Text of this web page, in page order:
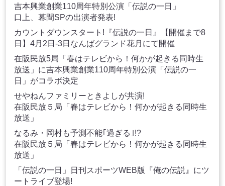
吉本興業創業110周年特別公演「伝説の一日」
口上、幕間SPの出演者発表!
カウントダウンスタート!『伝説の一日』【開催まで8
日】4月2日-3日なんばグランド花月にて開催
在阪民放5局「春はテレビから！何かが起きる同時生
放送」に吉本興業創業110周年特別公演「伝説の一
日」がコラボ決定
せやねんファミリーときよしが共演!
在阪民放５局「春はテレビから！何かが起きる同時生
放送」
なるみ・岡村も予測不能｢過ぎる｣!?
在阪民放５局「春はテレビから！何かが起きる同時生
放送」
「伝説の一日」日刊スポーツWEB版『俺の伝説』にツ
ートライブ登場!